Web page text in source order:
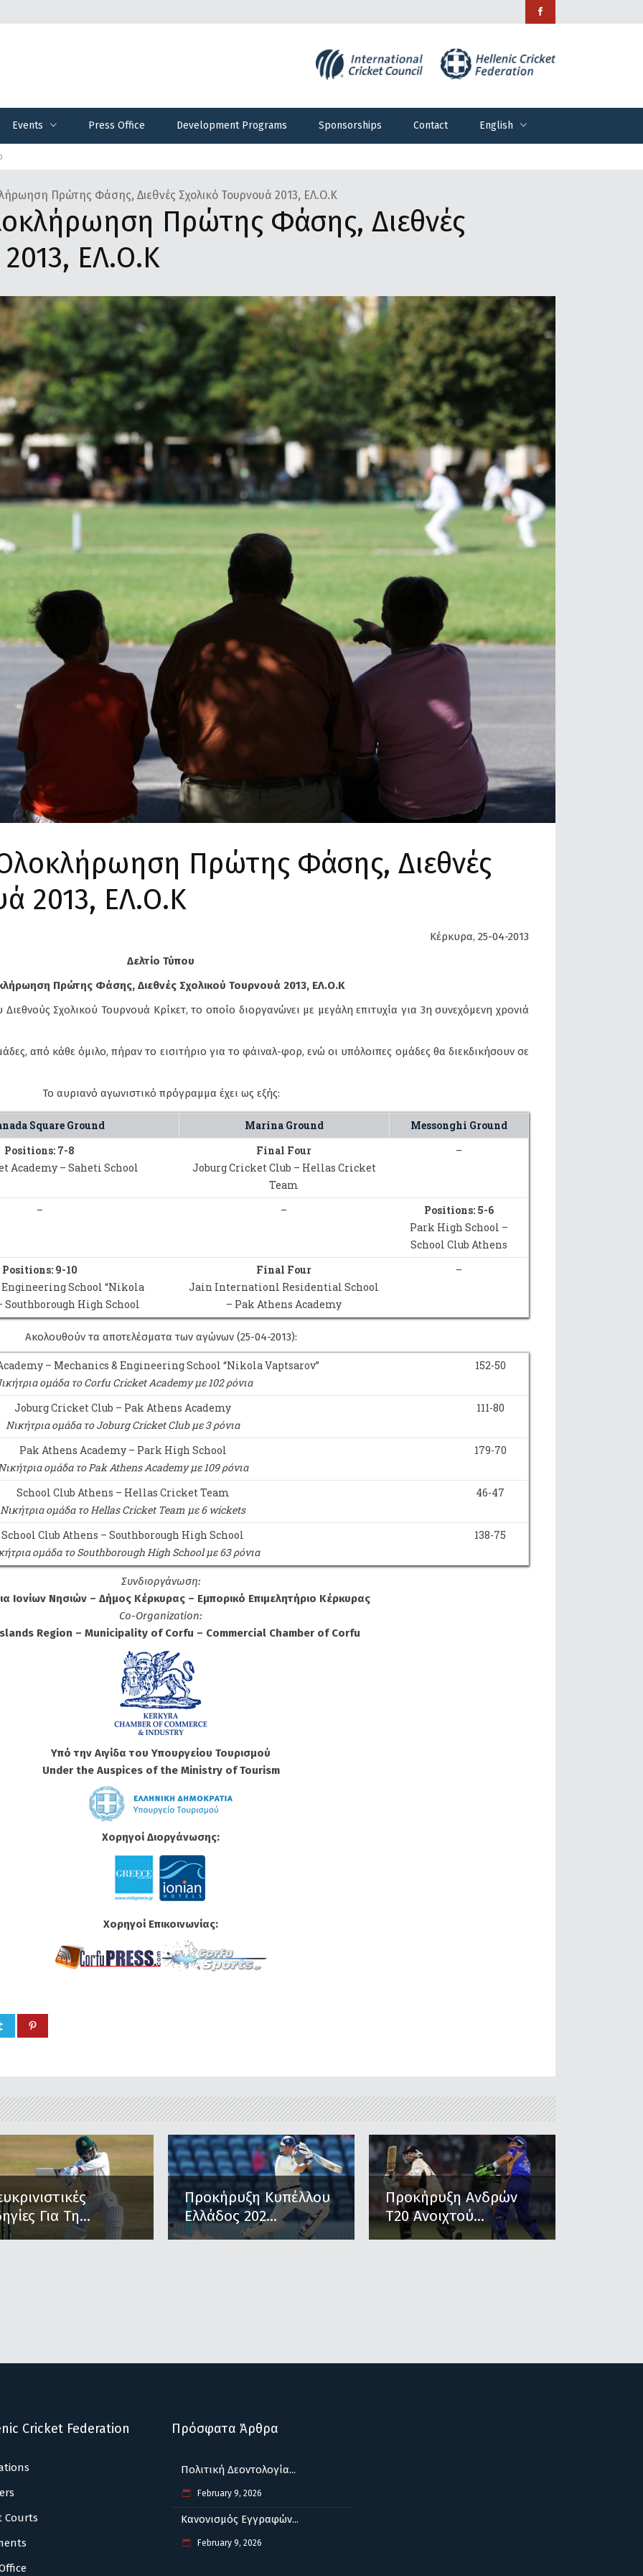
Events Press Office Development Programs Sponsorships Contact English
της Ελληνικής Ομοσπονδίας Κρίκετ
Πρώτης Φάσης, Διεθνές Σχολικό Τουρνουά 2013, ΕΛ.Ο.Κ
Πρώτης Φάσης, Διεθνές
ΕΛ.Ο.Κ
Πρώτης Φάσης, Διεθνές
2013, ΕΛ.Ο.Κ
Κέρκυρα, 25-04-2013
Δελτίο Τύπου
Πρώτης Φάσης, Διεθνές Σχολικού Τουρνουά 2013, ΕΛ.Ο.Κ
Σχολικού Τουρνουά Κρίκετ, το οποίο διοργανώνει με μεγάλη επιτυχία για 3η συνεχόμενη χρονιά
από κάθε όμιλο, πήραν το εισιτήριο για το φάιναλ-φορ, ενώ οι υπόλοιπες ομάδες θα διεκδικήσουν σε
To αυριανό αγωνιστικό πρόγραμμα έχει ως εξής:
Square Ground Marina Ground
Messonghi Ground
Positions: 7-8
Academy – Saheti School
Final Four
Joburg Cricket Club – Hellas Cricket
Team
–
– –
Positions: 5-6
Park High School –
School Club Athens
Positions: 9-10
Engineering School “Nikola
Southborough High School
Final Four
Jain Internationl Residential School
– Pak Athens Academy
–
Ακολουθούν τα αποτελέσματα των αγώνων (25-04-2013):
– Mechanics & Engineering School “Nikola Vaptsarov”
ομάδα το Corfu Cricket Academy με 102 ρόνια
152-50
Joburg Cricket Club – Pak Athens Academy
Νικήτρια ομάδα το Joburg Cricket Club με 3 ρόνια
111-80
Pak Athens Academy – Park High School
Νικήτρια ομάδα το Pak Athens Academy με 109 ρόνια
179-70
School Club Athens – Hellas Cricket Team
Νικήτρια ομάδα το Hellas Cricket Team με 6 wickets
46-47
School Club Athens – Southborough High School
ομάδα το Southborough High School με 63 ρόνια
138-75
Συνδιοργάνωση:
Ιονίων Νησιών – Δήμος Κέρκυρας – Εμπορικό Επιμελητήριο Κέρκυρας
Co-Organization:
Region – Municipality of Corfu – Commercial Chamber of Corfu
Υπό την Αιγίδα του Υπουργείου Τουρισμού
Under the Auspices of the Ministry of Tourism
Xορηγοί Διοργάνωσης:
Xορηγοί Επικοινωνίας:
Για Τη...
Προκήρυξη Κυπέλλου
Ελλάδος 202...
Προκήρυξη Ανδρών
Τ20 Ανοιχτού...
Cricket Federation
Courts
Πρόσφατα Άρθρα
Πολιτική Δεοντολογία...
February 9, 2026
Κανονισμός Εγγραφών...
February 9, 2026